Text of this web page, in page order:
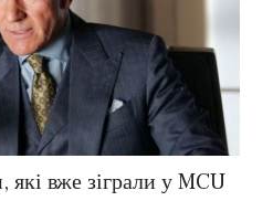
вже зіграли у MCU